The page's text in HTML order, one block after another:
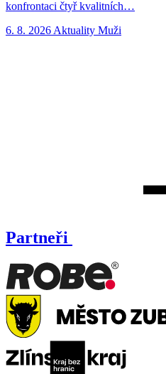
konfrontaci čtyř kvalitních…
6. 8. 2026 Aktuality Muži
Partneři